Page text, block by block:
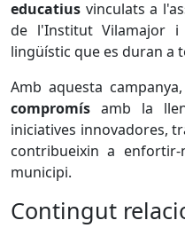
educatius vinculats a
de l'Institut Vilamajor
lingüístic que es duran a
Amb aquesta
compromísamb la
iniciatives innovadores,
contribueixin a
municipi.
Contingut